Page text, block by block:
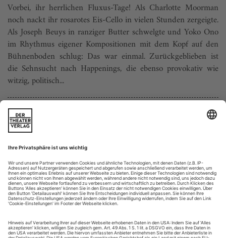
Vorbei, ihr herrlichen Fluxus-Tage! Als Charlotte Moorman
noch nackt ihr rosarotes Eis-Cello in vielen Stunden zergeigte.
Als Joseph Beuys in ranziger Butter schwelgte und Yoko Ono
im Rhythmus eigener Kompositionen mit dem Kopf auf den
Bühnenboden schlug: Das war einmal. Zurückgeblieben ist
die Sehnsucht nach Happenings, die ebenso provokativ wie
witzig, politisch...
Erinnerungen eines Virtuosen
Schnyder: Charlie Parker’s YARDBIRD
Philadelphia / Perelman Theater
Philadelphia. Doch unter Intendant David Devan und
Musikchef Corrado Rovaris hat sich die Company neu
aufgestellt. Natürlich werden nach wie vor die Klassiker des
Repertoires gespielt – oft in der 1856 erbauten Academy of
Music. Im Rahmen des 2011 ins Leben gerufenen «American
Repertoire Program» rücken jedoch...